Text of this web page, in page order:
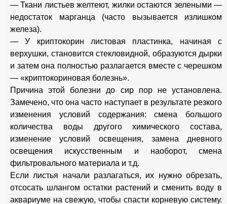
— Ткани листьев желтеют, жилки остаются зелеными —
недостаток марганца (часто вызывается излишком
железа).
— У криптокорин листовая пластинка, начиная с
верхушки, становится стекловидной, образуются дырки
и затем она полностью разлагается вместе с черешком
— «криптокориновая болезнь».
Причина этой болезни до сир пор не установлена.
Замечено, что она часто наступает в результате резкого
изменения условий содержания: смена большого
количества воды другого химического состава,
изменение условий освещения, замена дневного
освещения искусственным и наоборот, смена
фильтровального материала и т.д.
Если листья начали разлагаться, их нужно обрезать,
отсосать шлангом остатки растений и сменить воду в
аквариуме на свежую, чтобы спасти корневую систему.